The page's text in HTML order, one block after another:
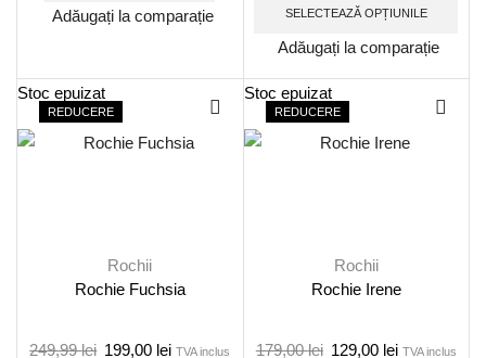
Adăugați la comparație SELECTEAZĂ OPȚIUNILE
Adăugați la comparație
REDUCERE
Stoc epuizat
Rochii
Rochie Fuchsia
249,99lei 199,00 lei TVA inclus
REDUCERE
Stoc epuizat
Rochii
Rochie Irene
179,00lei 129,00 lei TVA inclus